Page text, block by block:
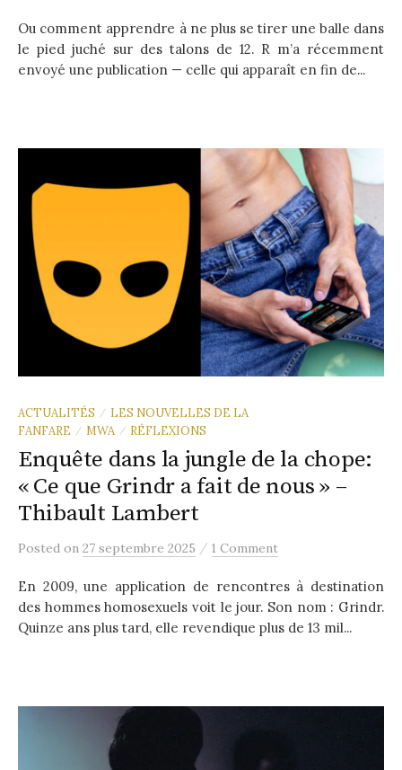
Ou comment apprendre à ne plus se tirer une balle dans
le pied juché sur des talons de 12. R m’a récemment
envoyé une publication — celle qui apparaît en fin de...
ACTUALITÉS / LES NOUVELLES DE LA
FANFARE
/ MWA / RÉFLEXIONS
Enquête dans la jungle de la chope:
« Ce que Grindr a fait de nous » –
Thibault Lambert
Posted on 27 septembre 2025 / 1 Comment
En 2009, une application de rencontres à destination
des hommes homosexuels voit le jour. Son nom : Grindr.
Quinze ans plus tard, elle revendique plus de 13 mil...